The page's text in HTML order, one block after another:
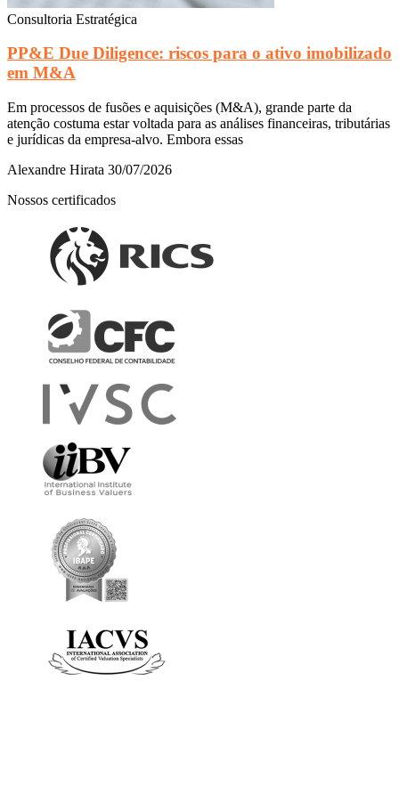
Consultoria Estratégica
PP&E Due Diligence: riscos para o ativo imobilizado
em M&A
Em processos de fusões e aquisições (M&A), grande parte da
atenção costuma estar voltada para as análises financeiras, tributárias
e jurídicas da empresa-alvo. Embora essas
Alexandre Hirata 30/07/2026
Nossos certificados